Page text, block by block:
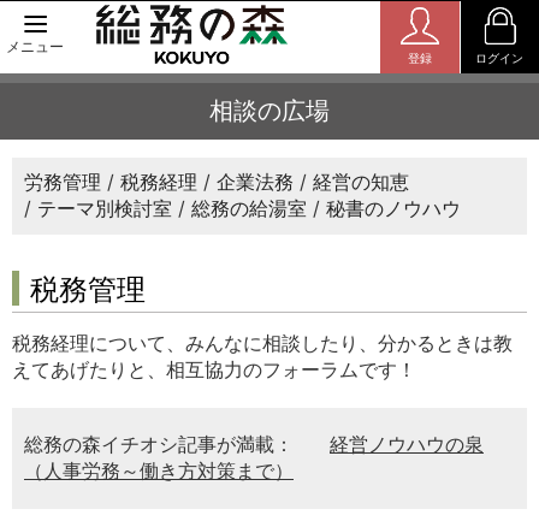
メニュー
登録 ログイン
相談の広場
労務管理 税務経理 企業法務
経営の知恵
テーマ別検討室
総務の給湯室 秘書のノウハウ
税務管理
税務経理について、みんなに相談したり、分かるときは教
えてあげたりと、相互協力のフォーラムです！
総務の森イチオシ記事が満載：
経営ノウハウの泉
（人事労務～働き方対策まで）